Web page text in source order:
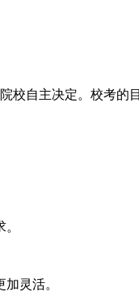
自主决定。校考的
灵活。